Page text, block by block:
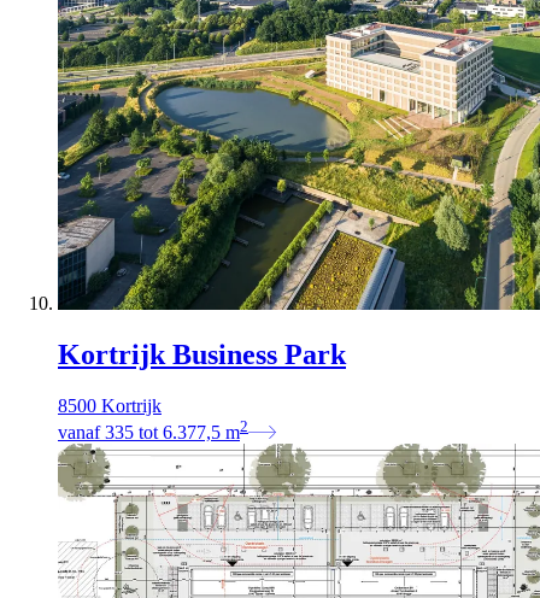
Kortrijk Business Park
8500 Kortrijk
vanaf 335 tot 6.377,5 m2